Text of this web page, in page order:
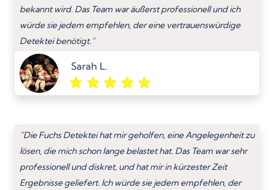
bekannt wird. Das Team war äußerst professionell und ich
würde sie jedem empfehlen, der eine vertrauenswürdige
Detektei benötigt.”
Sarah L.
“Die Fuchs Detektei hat mir geholfen, eine Angelegenheit zu
lösen, die mich schon lange belastet hat. Das Team war sehr
professionell und diskret, und hat mir in kürzester Zeit
Ergebnisse geliefert. Ich würde sie jedem empfehlen, der